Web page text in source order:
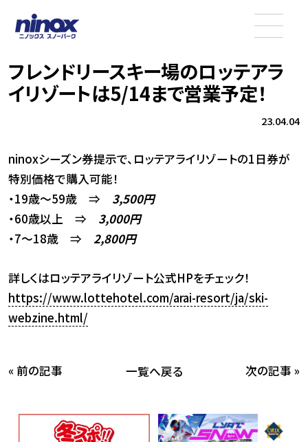
フレンドリースキー場のロッテアラ
イリゾートは5/14まで営業予定！
23.04.04
ninoxシーズン券提示で、ロッテアライリゾートの1日券が
特別価格で購入可能！
・19歳～59歳 ⇒ 3,500円
・60歳以上 ⇒ 3,000円
・7～18歳 ⇒ 2,800円
詳しくはロッテアライリゾート公式HPをチェック！
https://www.lottehotel.com/arai-resort/ja/ski-
webzine.html/
« 前の記事 次の記事 »
一覧へ戻る